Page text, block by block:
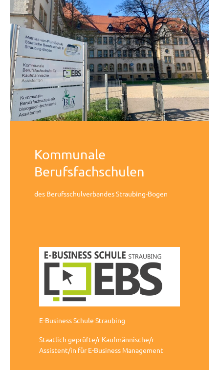
Kommunale
Berufsfachschulen
des Berufsschulverbandes Straubing-Bogen
E-Business Schule Straubing
Staatlich geprüfte/r Kaufmännische/r
Assistent/in für E-Business Management